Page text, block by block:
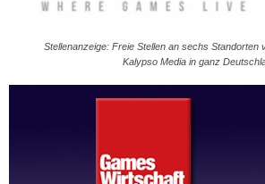
Stellenanzeige: Freie Stellen an sechs Standorten
Kalypso Media in ganz